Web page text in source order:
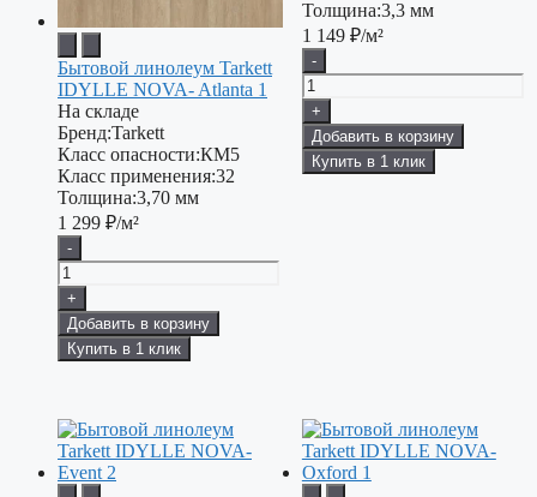
Бытовой линолеум Tarkett
IDYLLE NOVA- Atlanta 1
На складе
Бренд:Tarkett
Класс опасности:КМ5
Класс применения:32
Толщина:3,70 мм
1 299 ₽/м²
-
+
Добавить в корзину
Купить в 1 клик
Толщина:3,3 мм
1 149 ₽/м²
-
+
Добавить в корзину
Купить в 1 клик